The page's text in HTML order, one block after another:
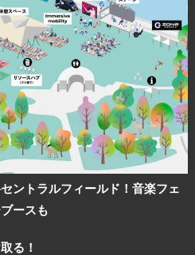
ントラルフィールド！音楽フェ
ースも
る！